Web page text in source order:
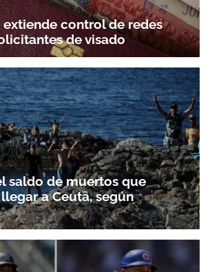
control de redes
de visado
saldo de muertos que
a Ceuta, según